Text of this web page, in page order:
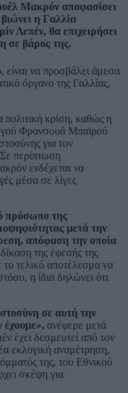
Μακρόν αποφασίσει
η Γαλλία
Λεπέν, θα επιχειρήσει
σε βάρος της.
είναι να προσβάλει άμεσα
όργανο της Γαλλίας,
πολιτική κρίση, καθώς η
Φρανσουά Μπαϊρού
για τον
περίπτωση
ενδέχεται να
μέσα σε λίγες
πρόσωπο της
μετά την
απόφαση την οποία
της έφεσής της
το τελικό αποτέλεσμα να
η ίδια δηλώνει ότι
σε αυτή την
έχουμε», ανέφερε μετά
έχει δεσμευτεί από τον
εκλογική αναμέτρηση,
της, του Εθνικού
σκέψη για